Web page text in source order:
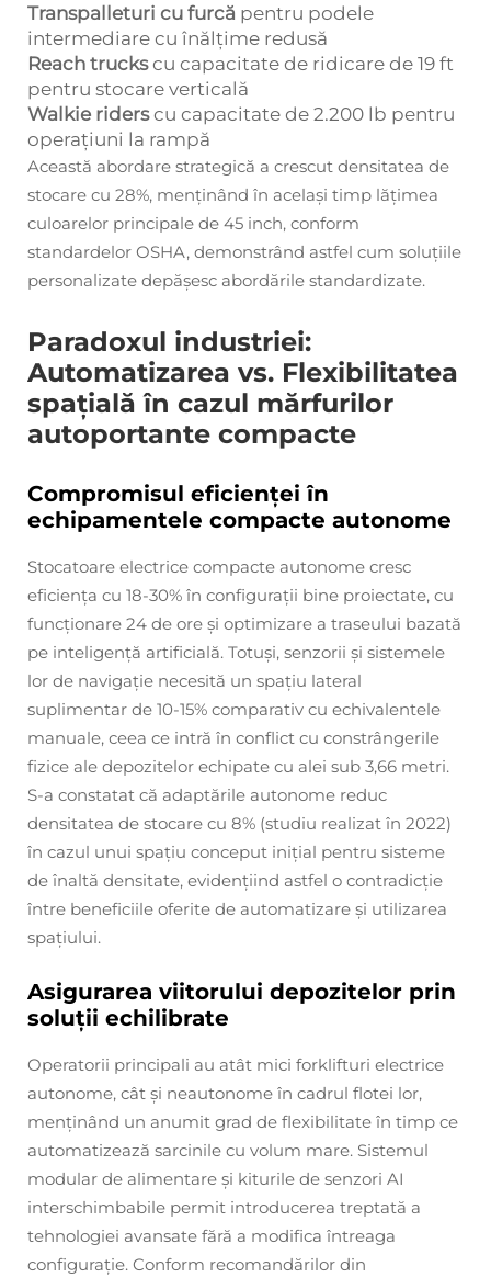
Transpalleturi cu furcă pentru podele
intermediare cu înălțime redusă
Reach truckscu capacitate de ridicare de 19 ft
pentru stocare verticală
Walkie riderscu capacitate de 2.200 lb pentru
operațiuni la rampă
Această abordare strategică a crescut densitatea de
stocare cu 28%, menținând în același timp lățimea
culoarelor principale de 45 inch, conform
standardelor OSHA, demonstrând astfel cum soluțiile
personalizate depășesc abordările standardizate.
Paradoxul industriei:
Automatizarea vs. Flexibilitatea
spațială în cazul mărfurilor
autoportante compacte
Compromisul eficienței în
echipamentele compacte autonome
Stocatoare electrice compacte autonome cresc
eficiența cu 18-30% în configurații bine proiectate, cu
funcționare 24 de ore și optimizare a traseului bazată
pe inteligență artificială. Totuși, senzorii și sistemele
lor de navigație necesită un spațiu lateral
suplimentar de 10-15% comparativ cu echivalentele
manuale, ceea ce intră în conflict cu constrângerile
fizice ale depozitelor echipate cu alei sub 3,66 metri.
S-a constatat că adaptările autonome reduc
densitatea de stocare cu 8% (studiu realizat în 2022)
în cazul unui spațiu conceput inițial pentru sisteme
de înaltă densitate, evidențiind astfel o contradicție
între beneficiile oferite de automatizare și utilizarea
spațiului.
Asigurarea viitorului depozitelor prin
soluții echilibrate
Operatorii principali au atât mici forklifturi electrice
autonome, cât și neautonome în cadrul flotei lor,
menținând un anumit grad de flexibilitate în timp ce
automatizează sarcinile cu volum mare. Sistemul
modular de alimentare și kiturile de senzori AI
interschimbabile permit introducerea treptată a
tehnologiei avansate fără a modifica întreaga
configurație. Conform recomandărilor din